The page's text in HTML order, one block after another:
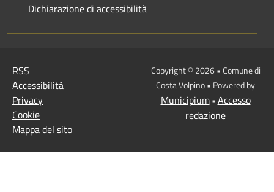
Dichiarazione di accessibilità
RSS
Accessibilità
Privacy
Cookie
Mappa del sito
Copyright © 2026 • Comune di
Costa Volpino • Powered by
Municipium• Accesso
redazione